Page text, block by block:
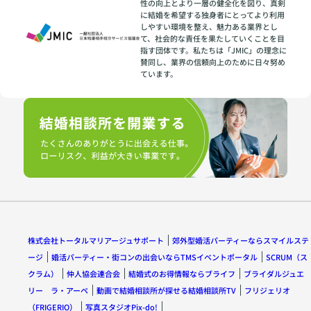
性の向上とより一層の健全化を図り、真剣
に結婚を希望する独身者にとってより利用
しやすい環境を整え、魅力ある業界とし
て、社会的な責任を果たしていくことを目
指す団体です。私たちは「JMIC」の理念に
賛同し、業界の信頼向上のために日々努め
ています。
株式会社トータルマリアージュサポート
郊外型婚活パーティーならスマイルステ
ージ
婚活パーティー・街コンの出会いならTMSイベントポータル
SCRUM（ス
クラム）
仲人協会連合会 結婚式のお得情報ならブライフ
ブライダルジュエ
リー ラ・アーペ
動画で結婚相談所が探せる結婚相談所TV
フリジェリオ
（FRIGERIO）
写真スタジオPix-do!